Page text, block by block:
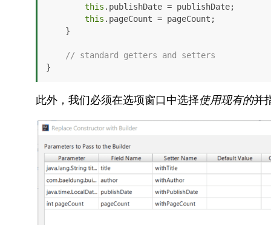
this .publishDate = publishDate;
this .pageCount = pageCount;
// standard getters and setters
}
此外，我们必须在选项窗口中选择使用现有的并